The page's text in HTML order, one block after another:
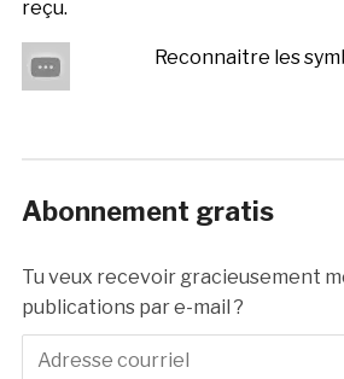
Reconnaitre les
Abonnement gratis
Tu veux recevoir gracieusement
publications par e-mail ?
Adresse